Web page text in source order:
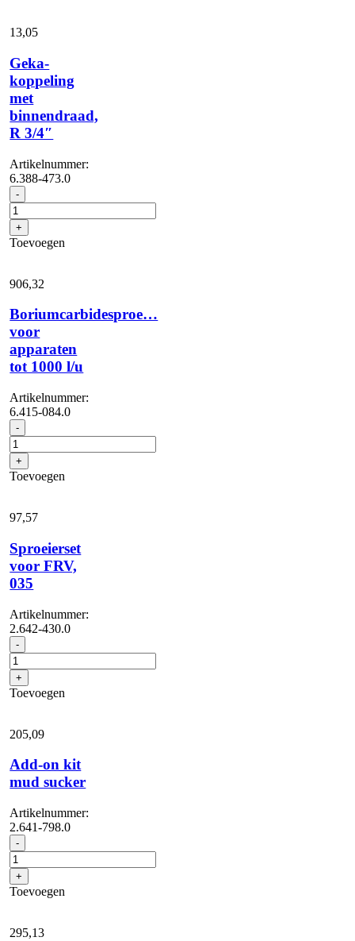
13,05
Geka-
koppeling
met
binnendraad,
R 3/4″
Artikelnummer:
6.388-473.0
- Geka-
koppeling
met
binnendraad,
R
aantal
+
Toevoegen
906,32
Boriumcarbidesproe…
voor
apparaten
tot 1000 l/u
Artikelnummer:
6.415-084.0
- Boriumcarbidesproe...
voor
apparaten
tot
1000
aantal
+
Toevoegen
97,57
Sproeierset
voor FRV,
035
Artikelnummer:
2.642-430.0
- Sproeierset
voor
FRV,
035
aantal
+
Toevoegen
205,09
Add-on kit
mud sucker
Artikelnummer:
2.641-798.0
- Add-
on
kit
mud
sucker
+
Toevoegen
295,13